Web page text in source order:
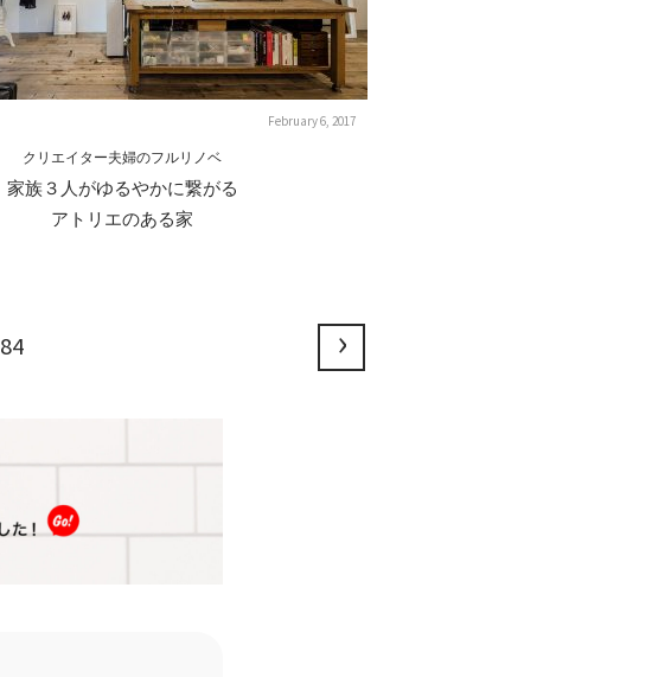
February 6, 2017
クリエイター夫婦のフルリノベ
家族３人がゆるやかに繋がる
アトリエのある家
84